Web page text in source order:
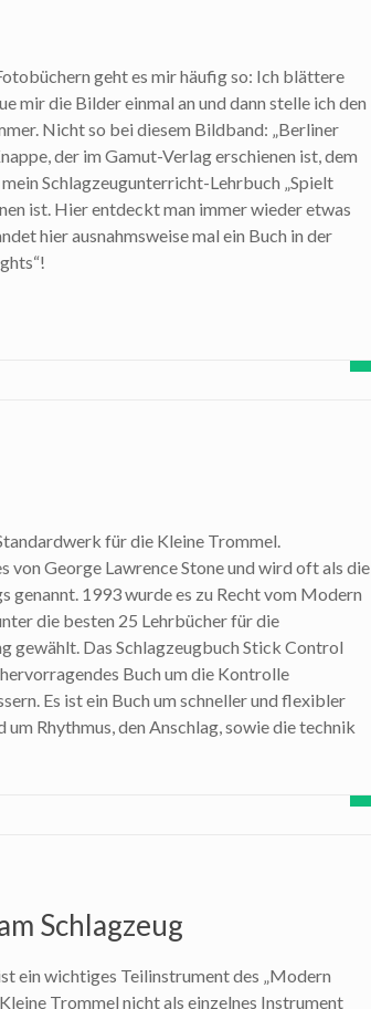
geht es mir häufig so: Ich blättere
mir die Bilder einmal an und dann stelle ich den
Nicht so bei diesem Bildband: „Berliner
der im Gamut-Verlag erschienen ist, dem
Schlagzeugunterricht-Lehrbuch „Spielt
ist. Hier entdeckt man immer wieder etwas
hier ausnahmsweise mal ein Buch in der
für die Kleine Trommel.
von George Lawrence Stone und wird oft als die
genannt. 1993 wurde es zu Recht vom Modern
die besten 25 Lehrbücher für die
gewählt. Das Schlagzeugbuch Stick Control
Buch um die Kontrolle
Es ist ein Buch um schneller und flexibler
um Rhythmus, den Anschlag, sowie die technik
Schlagzeug
ein wichtiges Teilinstrument des „Modern
Trommel nicht als einzelnes Instrument